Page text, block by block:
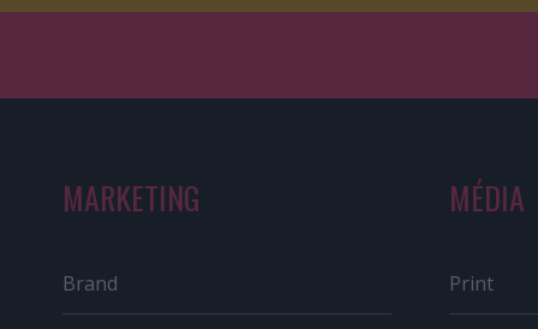
MARKETING
Brand
MÉDIA
Print